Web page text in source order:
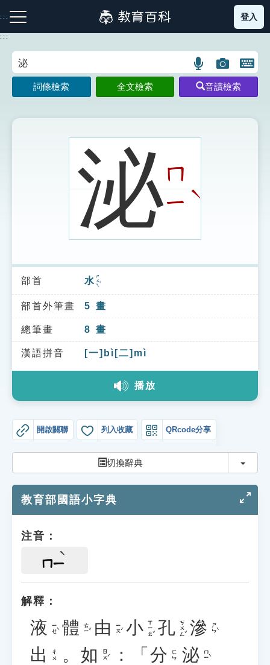
到
主
:::
注音索引圖示 筆畫索引圖示 部首索引表圖示
索引選單
知識索引
單字索引
生命大百科索引
登入
:::
語
言
搜
示
圖
片
搜
開
鍵
圖
詞條檢索 全文檢索 音讀檢索
泌ㄇ
ㄧˋ
部首 水 ㄕㄨㄟˇ
部首外筆畫 5 畫
總筆畫 8 畫
漢語拼音 [一]bì[二]mì
播放
開啟關聯 列入收藏 QRcode分享
切換辭典 切換
教育部國語小字典
注音：
ㄇㄧ
解釋：
液 ㄧㄝˋ 體 ㄊㄧˇ 由 ㄧㄡˊ 小 ㄒㄧㄠˇ 孔 ㄎㄨㄥˇ 滲 ㄕㄣˋ
出 ㄔㄨ 。 如 ㄖㄨˊ ：「 分 ㄈㄣ 泌 ㄇㄧˋ